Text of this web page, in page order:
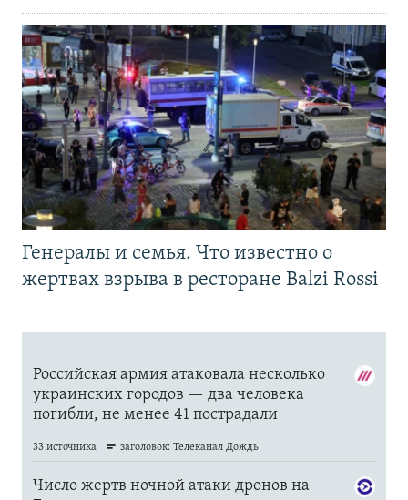
Генералы и семья. Что известно о
жертвах взрыва в ресторане Balzi Rossi